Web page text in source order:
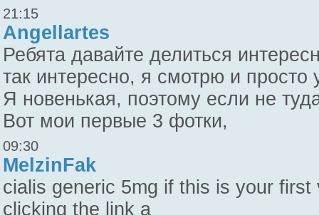
21:15
Angellartes
Ребята давайте делиться
так интересно, я смотрю и просто
Я новенькая, поэтому если не
Вот мои первые 3 фотки,
09:30
MelzinFak
cialis generic 5mg if this is your
clicking the link a